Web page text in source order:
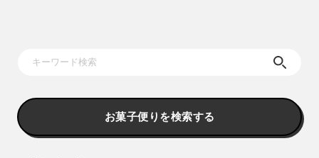
お菓子便りを検索する